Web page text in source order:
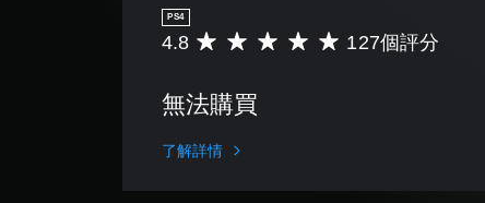
PS4
平
分
4
8
4.8 127個評分
無法購買
了解詳情